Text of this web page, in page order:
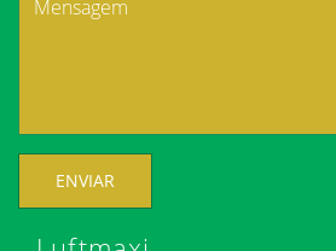
ENVIAR